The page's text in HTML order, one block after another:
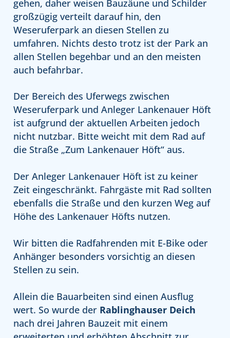
gehen, daher weisen Bauzäune und Schilder
großzügig verteilt darauf hin, den
Weseruferpark an diesen Stellen zu
umfahren. Nichts desto trotz ist der Park an
allen Stellen begehbar und an den meisten
auch befahrbar.
Der Bereich des Uferwegs zwischen
Weseruferpark und Anleger Lankenauer Höft
ist aufgrund der aktuellen Arbeiten jedoch
nicht nutzbar. Bitte weicht mit dem Rad auf
die Straße „Zum Lankenauer Höft“ aus.
Der Anleger Lankenauer Höft ist zu keiner
Zeit eingeschränkt. Fahrgäste mit Rad sollten
ebenfalls die Straße und den kurzen Weg auf
Höhe des Lankenauer Höfts nutzen.
Wir bitten die Radfahrenden mit E-Bike oder
Anhänger besonders vorsichtig an diesen
Stellen zu sein.
Allein die Bauarbeiten sind einen Ausflug
wert. So wurde der Rablinghauser Deich
nach drei Jahren Bauzeit mit einem